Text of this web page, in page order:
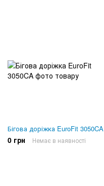
Бігова доріжка EuroFit 3050CA
0 грн Немає в наявності